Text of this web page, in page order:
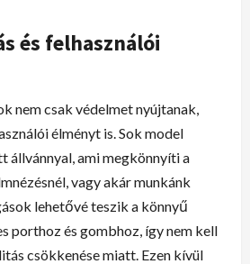
és felhasználói
nem csak védelmet nyújtanak,
élményt is. Sok model
állvánnyal, ami megkönnyíti a
vagy akár munkánk
lehetővé teszik a könnyű
porthoz és gombhoz, így nem kell
csökkenése miatt. Ezen kívül